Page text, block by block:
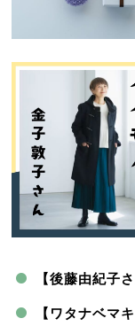
【後藤由紀子
【ワタナベマ